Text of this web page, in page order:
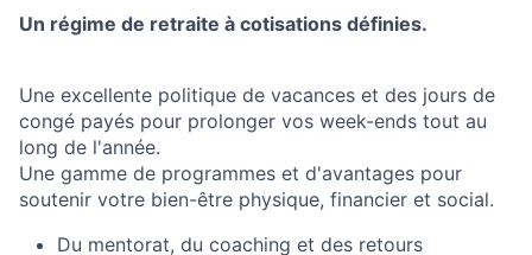
Un régime de retraite à cotisations définies.
Une excellente politique de vacances et des jours de
congé payés pour prolonger vos week-ends tout au
long de l'année.
Une gamme de programmes et d'avantages pour
soutenir votre bien-être physique, financier et social.
Du mentorat, du coaching et des retours